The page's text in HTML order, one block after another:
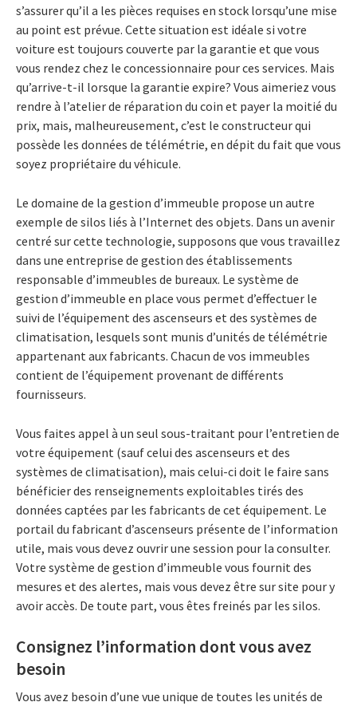
s’assurer qu’il a les pièces requises en stock lorsqu’une mise
au point est prévue. Cette situation est idéale si votre
voiture est toujours couverte par la garantie et que vous
vous rendez chez le concessionnaire pour ces services. Mais
qu’arrive-t-il lorsque la garantie expire? Vous aimeriez vous
rendre à l’atelier de réparation du coin et payer la moitié du
prix, mais, malheureusement, c’est le constructeur qui
possède les données de télémétrie, en dépit du fait que vous
soyez propriétaire du véhicule.
Le domaine de la gestion d’immeuble propose un autre
exemple de silos liés à l’Internet des objets. Dans un avenir
centré sur cette technologie, supposons que vous travaillez
dans une entreprise de gestion des établissements
responsable d’immeubles de bureaux. Le système de
gestion d’immeuble en place vous permet d’effectuer le
suivi de l’équipement des ascenseurs et des systèmes de
climatisation, lesquels sont munis d’unités de télémétrie
appartenant aux fabricants. Chacun de vos immeubles
contient de l’équipement provenant de différents
fournisseurs.
Vous faites appel à un seul sous-traitant pour l’entretien de
votre équipement (sauf celui des ascenseurs et des
systèmes de climatisation), mais celui-ci doit le faire sans
bénéficier des renseignements exploitables tirés des
données captées par les fabricants de cet équipement. Le
portail du fabricant d’ascenseurs présente de l’information
utile, mais vous devez ouvrir une session pour la consulter.
Votre système de gestion d’immeuble vous fournit des
mesures et des alertes, mais vous devez être sur site pour y
avoir accès. De toute part, vous êtes freinés par les silos.
Consignez l’information dont vous avez
besoin
Vous avez besoin d’une vue unique de toutes les unités de